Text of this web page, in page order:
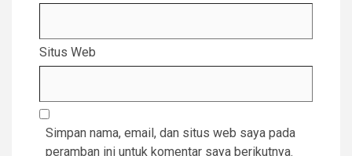
Situs Web
Simpan nama, email, dan situs web saya pada
peramban ini untuk komentar saya berikutnya.